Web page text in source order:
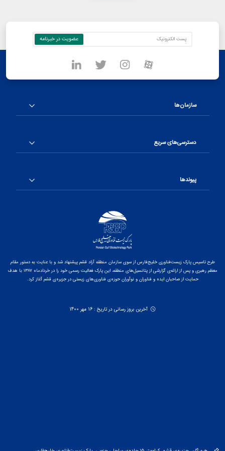
سازمان‌ها
دسترسی‌های سریع
پیوندها
طرح تاسیس پارک زیست‌فناوری خلیج‌فارس از سوی سازمان منطقه آزاد قشم پیشنهاد شد و با عنایت به دستور مقام
معظم رهبری و پس از ارائه‌ی گزارشی از پتانسیل‌های منطقه، این پارک فعالیت رسمی خود را در خردادماه ۱۳۸۷ با هدف
حمایت از صاحبان ایده و فناوران و نوآوران حوزه‌ی فناوری‌های زیستی در جزیره‌ی قشم آغاز کرد.
آخرین بروز رسانی در تاریخ : 16 مهر 1400